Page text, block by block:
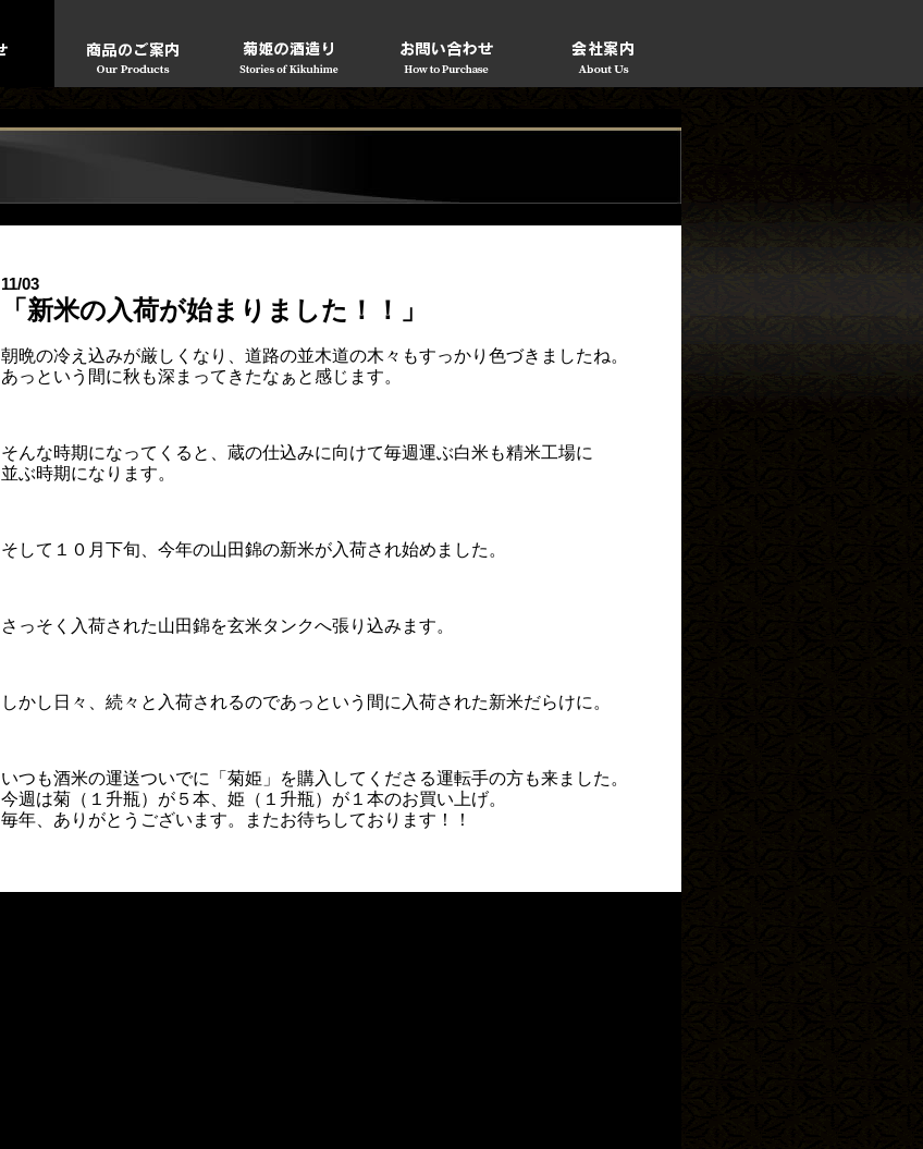
11/03
「新米の入荷が始まりました！！」
朝晩の冷え込みが厳しくなり、道路の並木道の木々もすっかり色づきましたね。
あっという間に秋も深まってきたなぁと感じます。
そんな時期になってくると、蔵の仕込みに向けて毎週運ぶ白米も精米工場に
並ぶ時期になります。
そして１０月下旬、今年の山田錦の新米が入荷され始めました。
さっそく入荷された山田錦を玄米タンクへ張り込みます。
しかし日々、続々と入荷されるのであっという間に入荷された新米だらけに。
いつも酒米の運送ついでに「菊姫」を購入してくださる運転手の方も来ました。
今週は菊（１升瓶）が５本、姫（１升瓶）が１本のお買い上げ。
毎年、ありがとうございます。またお待ちしております！！